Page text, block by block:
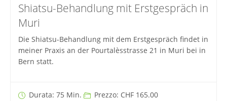
Shiatsu-Behandlung mit Erstgespräch in
Muri
Die Shiatsu-Behandlung mit dem Erstgespräch findet in
meiner Praxis an der Pourtalèsstrasse 21 in Muri bei in
Bern statt.
Durata: 75 Min. Prezzo: CHF 165.00